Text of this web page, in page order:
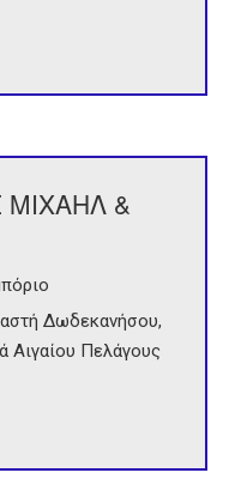
&
Δωδεκανήσου
Αιγαίου Πελάγους